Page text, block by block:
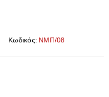
Κωδικός: ΝΜΠ/08